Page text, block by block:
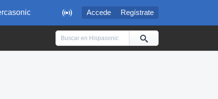
 Accede Regístrate